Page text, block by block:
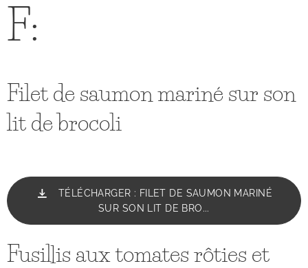
F:
Filet de saumon mariné sur son
lit de brocoli
TÉLÉCHARGER : FILET DE SAUMON MARINÉ
SUR SON LIT DE BRO...
Fusillis aux tomates rôties et